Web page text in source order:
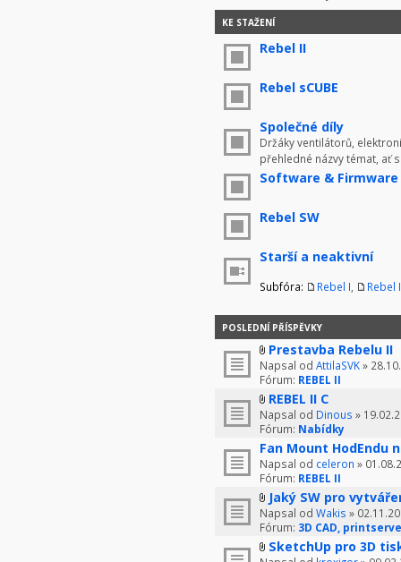
KE STAŽENÍ
Rebel II
Rebel sCUBE
Společné díly
Držáky ventilátorů,
přehledné názvy témat, ať
Software & Firmware
Rebel SW
Starší a neaktivní
Subfóra: Rebel I Rebel
POSLEDNÍ PŘÍSPĚVKY
Prestavba Rebelu II
Napsal od AttilaSVK»
Fórum: REBEL II
REBEL II C
Napsal od Dinous »
Fórum: Nabídky
Fan Mount HodEndu
Napsal od celeron »
Fórum: REBEL II
Jaký SW pro
Napsal od Wakis »
Fórum: 3D CAD,
SketchUp pro 3D